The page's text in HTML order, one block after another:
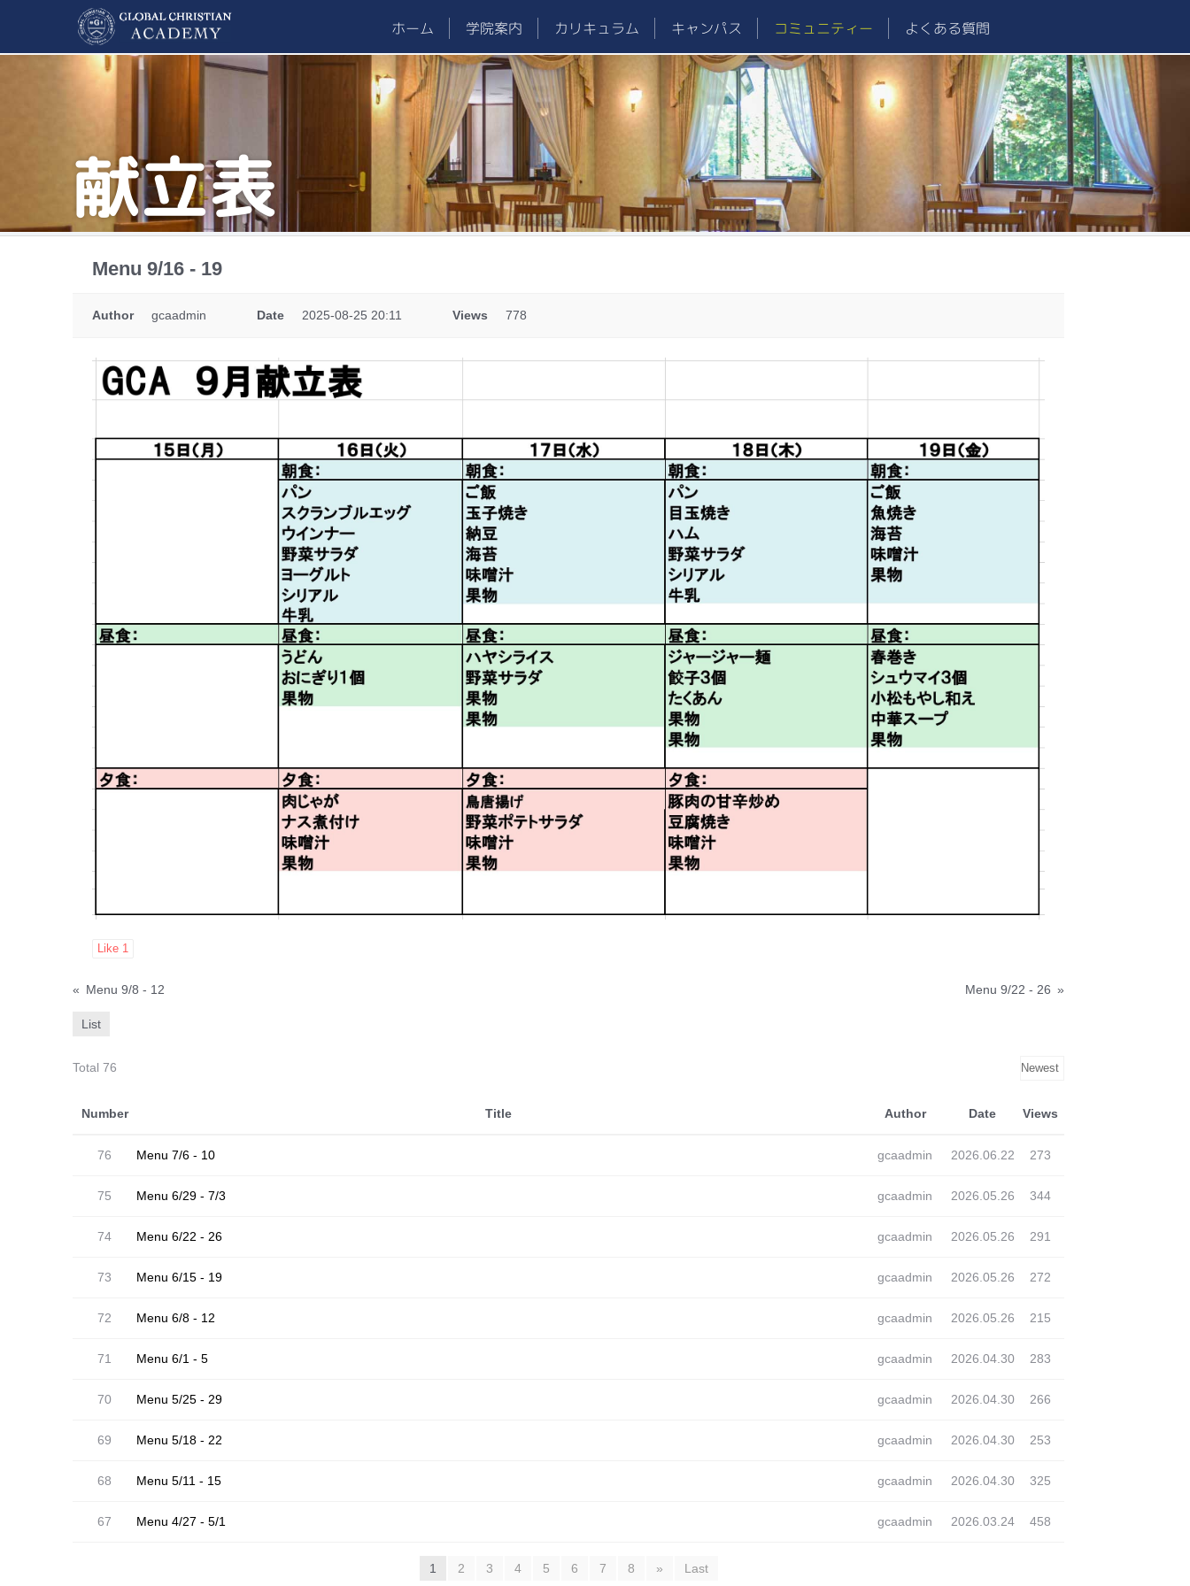
ホーム 学院案内 カリキュラム キャンパス コミュニティー よくある質問
献立表
Menu 9/16 - 19
Author gcaadmin Date 2025-08-25 20:11 Views 778
Like 1
« Menu 9/8 - 12 Menu 9/22 - 26 »
List
Total 76
Number Title Author Date Views
76 Menu 7/6 - 10 gcaadmin 2026.06.22 273
75 Menu 6/29 - 7/3 gcaadmin 2026.05.26 344
74 Menu 6/22 - 26 gcaadmin 2026.05.26 291
73 Menu 6/15 - 19 gcaadmin 2026.05.26 272
72 Menu 6/8 - 12 gcaadmin 2026.05.26 215
71 Menu 6/1 - 5 gcaadmin 2026.04.30 283
70 Menu 5/25 - 29 gcaadmin 2026.04.30 266
69 Menu 5/18 - 22 gcaadmin 2026.04.30 253
68 Menu 5/11 - 15 gcaadmin 2026.04.30 325
67 Menu 4/27 - 5/1 gcaadmin 2026.03.24 458
1 2 3 4 5 6 7 8 » Last